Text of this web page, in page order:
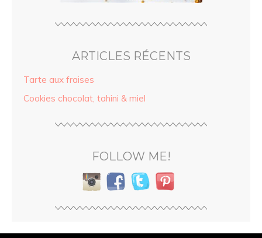
ARTICLES RÉCENTS
Tarte aux fraises
Cookies chocolat, tahini & miel
FOLLOW ME!